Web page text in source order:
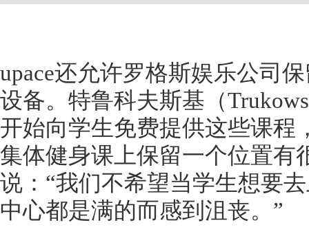
upace还允许罗格斯娱乐公司
设备。特鲁科夫斯基（
开始向学生免费提供这些课程
集体健身课上保留一个位置有
说：“我们不希望当学生想要
中心都是满的而感到沮丧。”